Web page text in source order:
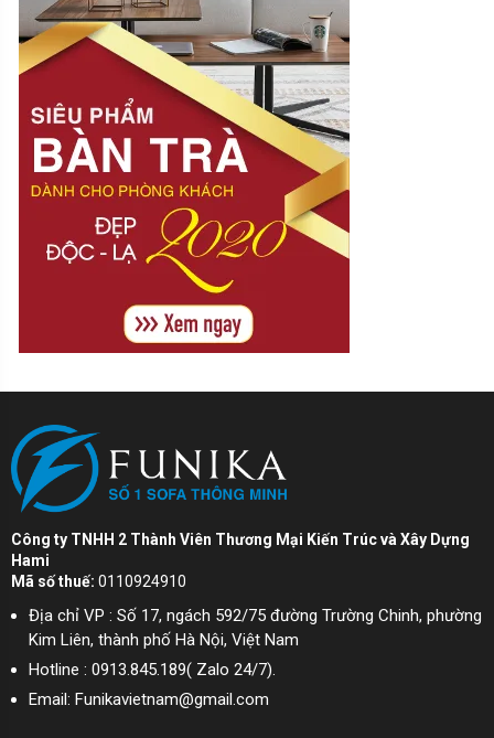
Công ty TNHH 2 Thành Viên Thương Mại Kiến Trúc và Xây Dựng
Hami
Mã số thuế: 0110924910
Địa chỉ VP : Số 17, ngách 592/75 đường Trường Chinh, phường
Kim Liên, thành phố Hà Nội, Việt Nam
Hotline : 0913.845.189( Zalo 24/7).
Email: Funikavietnam@gmail.com